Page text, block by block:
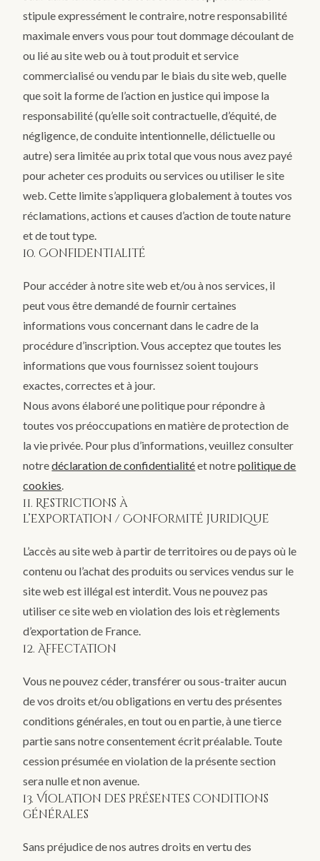
stipule expressément le contraire, notre responsabilité
maximale envers vous pour tout dommage découlant de
ou lié au site web ou à tout produit et service
commercialisé ou vendu par le biais du site web, quelle
que soit la forme de l’action en justice qui impose la
responsabilité (qu’elle soit contractuelle, d’équité, de
négligence, de conduite intentionnelle, délictuelle ou
autre) sera limitée au prix total que vous nous avez payé
pour acheter ces produits ou services ou utiliser le site
web. Cette limite s’appliquera globalement à toutes vos
réclamations, actions et causes d’action de toute nature
et de tout type.
10. Confidentialité
Pour accéder à notre site web et/ou à nos services, il
peut vous être demandé de fournir certaines
informations vous concernant dans le cadre de la
procédure d’inscription. Vous acceptez que toutes les
informations que vous fournissez soient toujours
exactes, correctes et à jour.
Nous avons élaboré une politique pour répondre à
toutes vos préoccupations en matière de protection de
la vie privée. Pour plus d’informations, veuillez consulter
notredéclaration de confidentialitéet notrepolitique de
cookies.
11. Restrictions à
l’exportation / Conformité juridique
L’accès au site web à partir de territoires ou de pays où le
contenu ou l’achat des produits ou services vendus sur le
site web est illégal est interdit. Vous ne pouvez pas
utiliser ce site web en violation des lois et règlements
d’exportation de France.
12. Affectation
Vous ne pouvez céder, transférer ou sous-traiter aucun
de vos droits et/ou obligations en vertu des présentes
conditions générales, en tout ou en partie, à une tierce
partie sans notre consentement écrit préalable. Toute
cession présumée en violation de la présente section
sera nulle et non avenue.
13. Violation des présentes conditions
générales
Sans préjudice de nos autres droits en vertu des